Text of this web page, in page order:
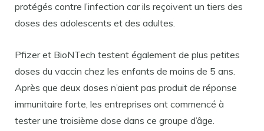
protégés contre l’infection car ils reçoivent un tiers des
doses des adolescents et des adultes.
Pfizer et BioNTech testent également de plus petites
doses du vaccin chez les enfants de moins de 5 ans.
Après que deux doses n’aient pas produit de réponse
immunitaire forte, les entreprises ont commencé à
tester une troisième dose dans ce groupe d’âge.